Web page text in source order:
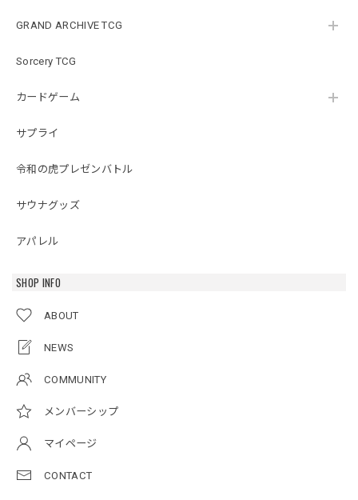
GRAND ARCHIVE TCG
Sorcery TCG
カードゲーム
サプライ
令和の虎プレゼンバトル
サウナグッズ
アパレル
SHOP INFO
ABOUT
NEWS
COMMUNITY
メンバーシップ
マイページ
CONTACT